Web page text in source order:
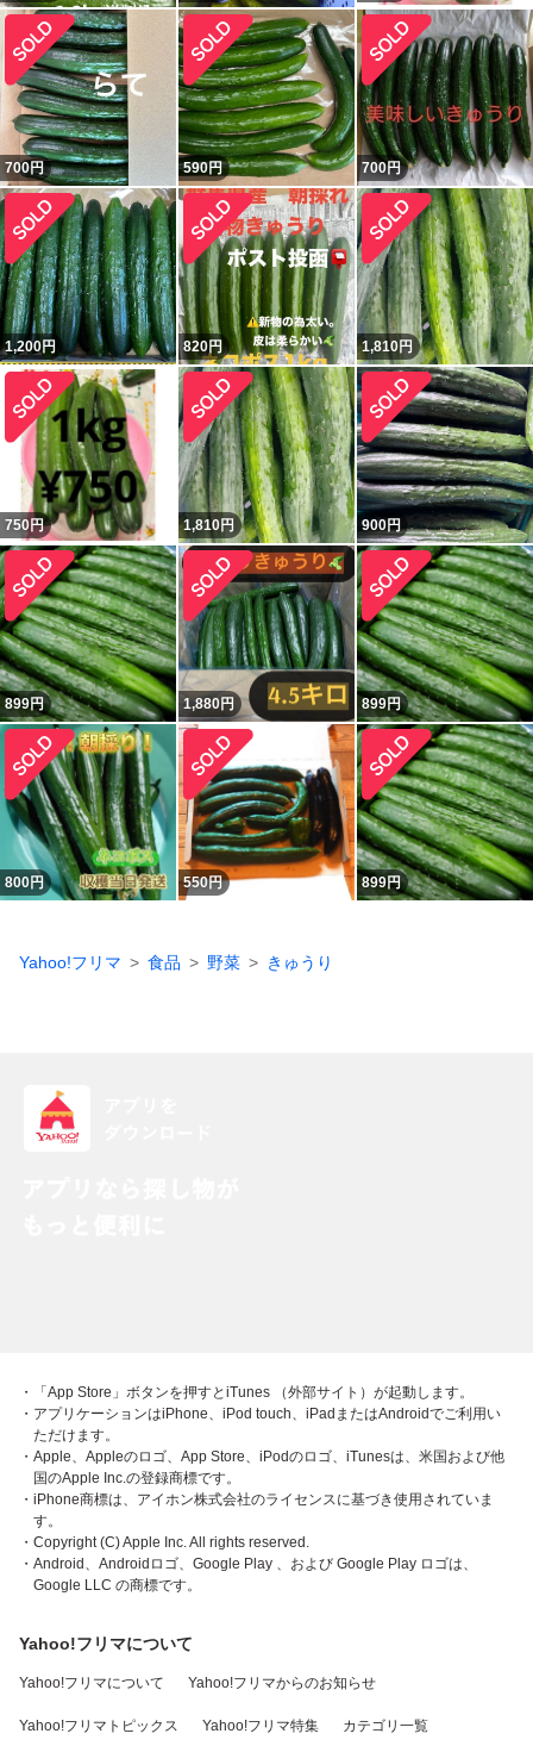
700円 590円 700円
1,200円 820円 1,810円
750円 1,810円 900円
899円 1,880円 899円
800円 550円 899円
Yahoo!フリマ 食品 野菜 きゅうり
・「App Store」ボタンを押すとiTunes （外部サイト）が起動します。
・アプリケーションはiPhone、iPod touch、iPadまたはAndroidでご利用い
ただけます。
・Apple、Appleのロゴ、App Store、iPodのロゴ、iTunesは、米国および他
国のApple Inc.の登録商標です。
・iPhone商標は、アイホン株式会社のライセンスに基づき使用されていま
す。
・Copyright (C) Apple Inc. All rights reserved.
・Android、Androidロゴ、Google Play 、および Google Play ロゴは、
Google LLC の商標です。
Yahoo!フリマについて
Yahoo!フリマについて Yahoo!フリマからのお知らせ
Yahoo!フリマトピックス Yahoo!フリマ特集 カテゴリ一覧